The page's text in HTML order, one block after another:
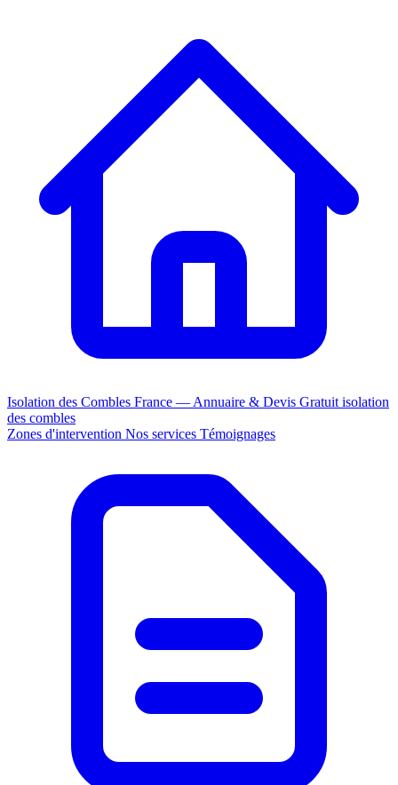
Isolation des Combles France — Annuaire & Devis Gratuit isolation
des combles
Zones d'intervention Nos services Témoignages